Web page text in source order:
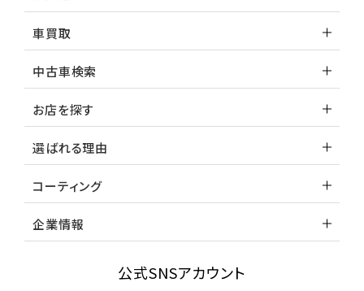
車買取
中古車検索
お店を探す
選ばれる理由
コーティング
企業情報
公式SNSアカウント